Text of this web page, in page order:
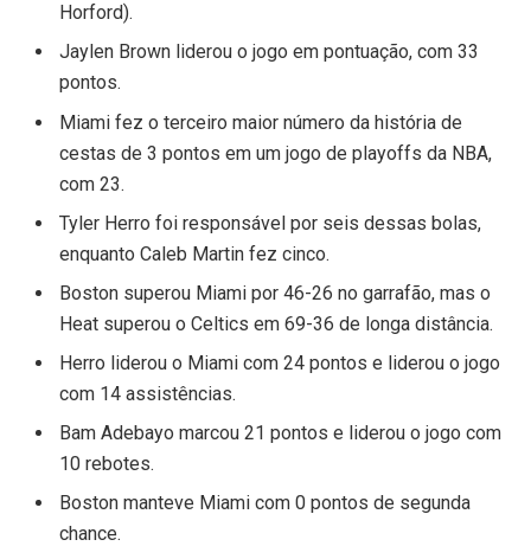
Horford).
Jaylen Brown liderou o jogo em pontuação, com 33
pontos.
Miami fez o terceiro maior número da história de
cestas de 3 pontos em um jogo de playoffs da NBA,
com 23.
Tyler Herro foi responsável por seis dessas bolas,
enquanto Caleb Martin fez cinco.
Boston superou Miami por 46-26 no garrafão, mas o
Heat superou o Celtics em 69-36 de longa distância.
Herro liderou o Miami com 24 pontos e liderou o jogo
com 14 assistências.
Bam Adebayo marcou 21 pontos e liderou o jogo com
10 rebotes.
Boston manteve Miami com 0 pontos de segunda
chance.